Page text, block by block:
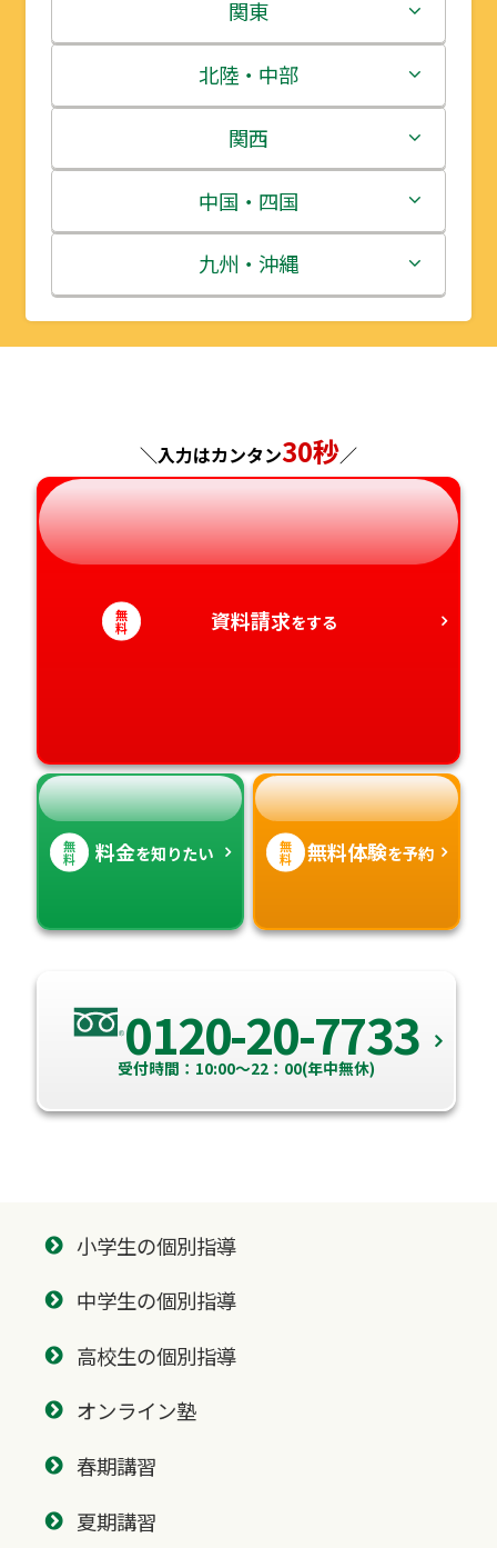
北海道
青森県
岩手県
宮城県
秋田県
山形県
関東
茨城県
栃木県
群馬県
埼玉県
千葉県
神奈川県
北陸・中部
新潟県
富山県
石川県
福井県
長野県
岐阜県
静岡県
愛知県
関西
三重県
滋賀県
京都府
兵庫県
奈良県
和歌山県
中国・四国
鳥取県
島根県
広島県
山口県
徳島県
香川県
高知県
九州・沖縄
福岡県
長崎県
熊本県
大分県
宮崎県
沖縄県
＼入力はカンタン30秒／
無
料 資料請求をする
無
料 料金を知りたい 無
料 無料体験を予約
0120-20-7733
受付時間：10:00～22：00(年中無休)
小学生の個別指導
中学生の個別指導
高校生の個別指導
オンライン塾
春期講習
夏期講習